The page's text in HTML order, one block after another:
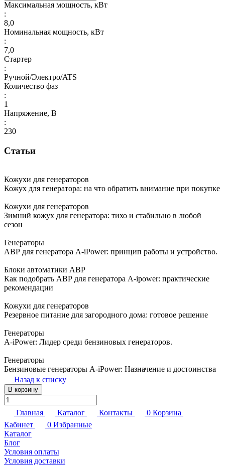
Максимальная мощность, кВт
:
8,0
Номинальная мощность, кВт
:
7,0
Стартер
:
Ручной/Электро/ATS
Количество фаз
:
1
Напряжение, В
:
230
Статьи
Кожухи для генераторов
Кожух для генератора: на что обратить внимание при покупке
Кожухи для генераторов
Зимний кожух для генератора: тихо и стабильно в любой
сезон
Генераторы
АВР для генератора A-iPower: принцип работы и устройство.
Блоки автоматики АВР
Как подобрать АВР для генератора A-ipower: практические
рекомендации
Кожухи для генераторов
Резервное питание для загородного дома: готовое решение
Генераторы
A-iPower: Лидер среди бензиновых генераторов.
Генераторы
Бензиновые генераторы A-iPower: Назначение и достоинства
Назад к списку
В корзину
Главная Каталог Контакты 0 Корзина
Кабинет
0 Избранные
Каталог
Блог
Условия оплаты
Условия доставки